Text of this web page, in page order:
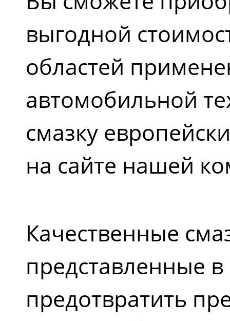
выгодной
областей
автомобильной
смазку
на сайте нашей
Качественные
представленные в
предотвратить